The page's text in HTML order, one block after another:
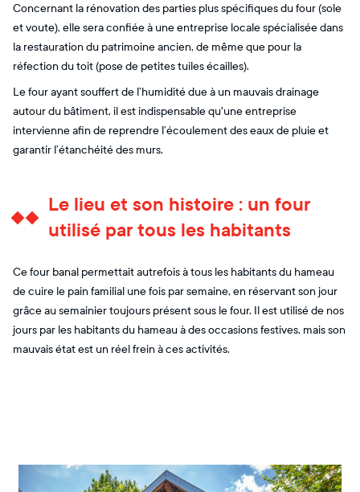
Concernant la rénovation des parties plus spécifiques du four (sole
et voute), elle sera confiée à une entreprise locale spécialisée dans
la restauration du patrimoine ancien, de même que pour la
réfection du toit (pose de petites tuiles écailles).
Le four ayant souffert de l’humidité due à un mauvais drainage
autour du bâtiment, il est indispensable qu'une entreprise
intervienne afin de reprendre l’écoulement des eaux de pluie et
garantir l’étanchéité des murs.
Le lieu et son histoire : un four
utilisé par tous les habitants
Ce four banal permettait autrefois à tous les habitants du hameau
de cuire le pain familial une fois par semaine, en réservant son jour
grâce au semainier toujours présent sous le four. Il est utilisé de nos
jours par les habitants du hameau à des occasions festives, mais son
mauvais état est un réel frein à ces activités.